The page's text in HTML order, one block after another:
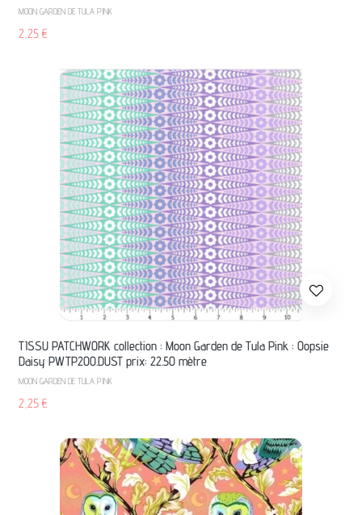
MOON GARDEN DE TULA PINK
2,25 €
TISSU PATCHWORK collection : Moon Garden de Tula Pink : Oopsie
Daisy PWTP200.DUST prix: 22.50 mètre
MOON GARDEN DE TULA PINK
2,25 €